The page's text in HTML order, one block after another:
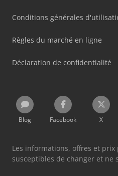
Conditions générales
Règles du marché en ligne
Déclaration de confidentialité
Blog Facebook X
Les informations, offres et
susceptibles de changer et ne